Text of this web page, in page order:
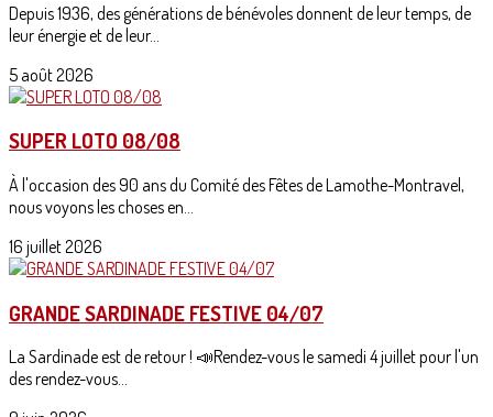
Depuis 1936, des générations de bénévoles donnent de leur temps, de
leur énergie et de leur...
5 août 2026
SUPER LOTO 08/08
À l'occasion des 90 ans du Comité des Fêtes de Lamothe-Montravel,
nous voyons les choses en...
16 juillet 2026
GRANDE SARDINADE FESTIVE 04/07
La Sardinade est de retour ! 📣Rendez-vous le samedi 4 juillet pour l'un
des rendez-vous...